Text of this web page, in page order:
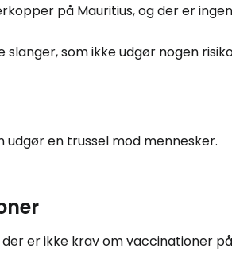
på Mauritius, og der er
som ikke udgør nogen
en trussel mod mennesker.
er ikke krav om vaccinationer